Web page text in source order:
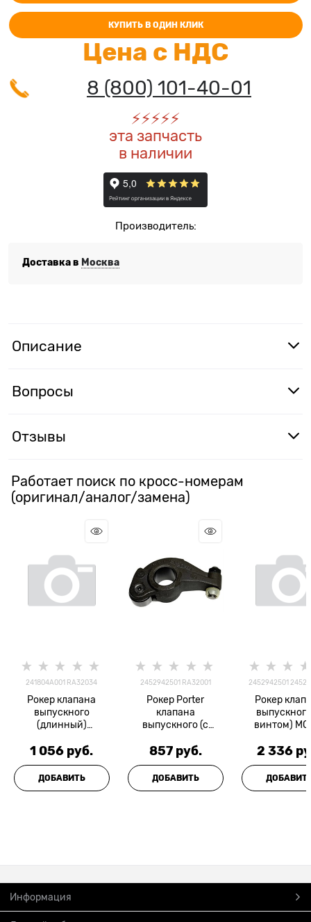
КУПИТЬ В ОДИН КЛИК
Цена с НДС
8 (800) 101-40-01
⚡️⚡️⚡️⚡️⚡️
эта запчасть
в наличии
Производитель:
Доставка в Москва
Описание
Вопросы
Отзывы
Работает поиск по кросс-номерам
(оригинал/аналог/замена)
241804A001 RA32034
Рокер клапана
выпускного
(длинный)
1 056 руб.
ДОБАВИТЬ
2452942501 RA32001
Рокер Porter
клапана
выпускного (с
857 руб.
ДОБАВИТЬ
2452942501
Рокер
винтом)
2 336
Информация